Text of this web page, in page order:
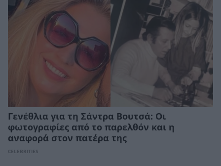
Γενέθλια για τη Σάντρα Βουτσά: Οι
φωτογραφίες από το παρελθόν και η
αναφορά στον πατέρα της
CELEBRITIES